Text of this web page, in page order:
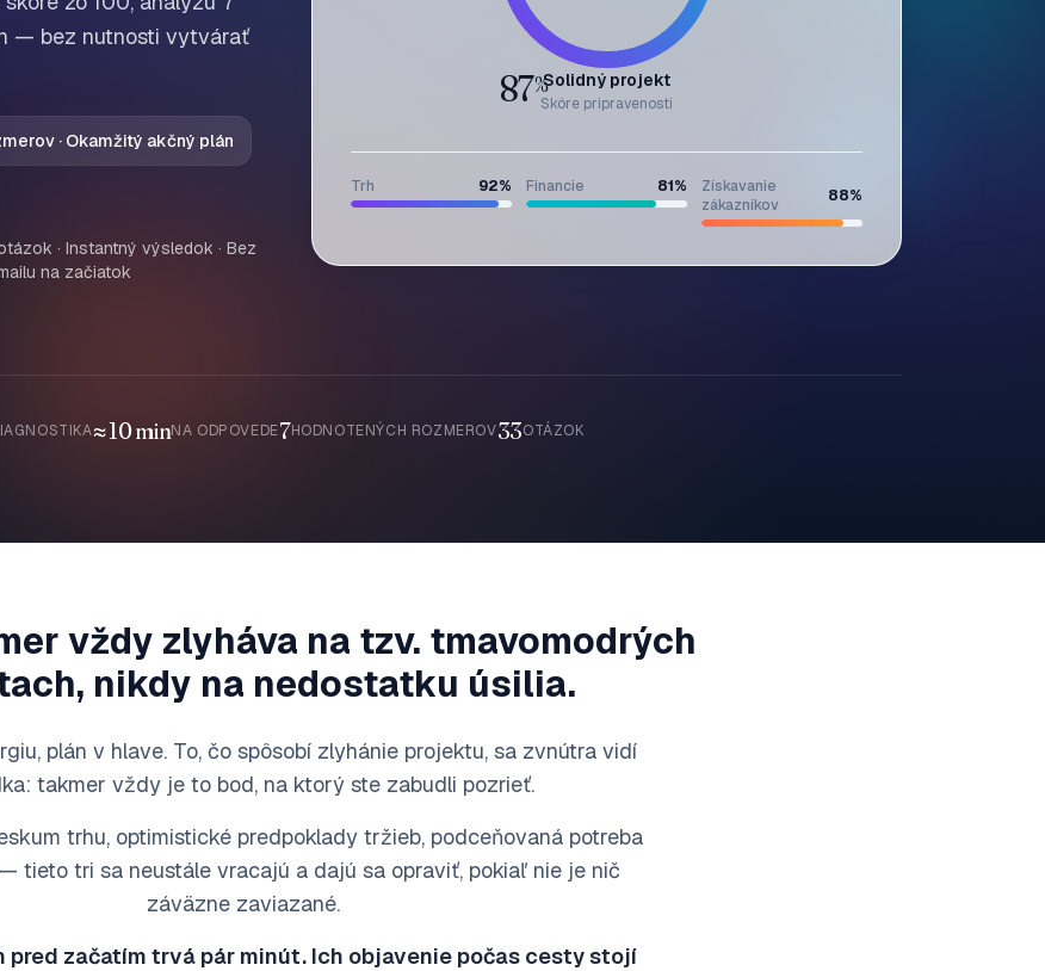
— bez nutnosti vytvárať
· Okamžitý akčný plán
· Instantný výsledok · Bez
na začiatok
87%Solidný projekt
Skóre pripravenosti
Trh 92% Financie 81%
Získavanie
zákazníkov
88%
≈ 10 minNA ODPOVEDE7HODNOTENÝCH ROZMEROV33OTÁZOK
vždy zlyháva na tzv. tmavomodrých
nikdy na nedostatku úsilia.
plán v hlave. To, čo spôsobí zlyhánie projektu, sa zvnútra vidí
takmer vždy je to bod, na ktorý ste zabudli pozrieť.
trhu, optimistické predpoklady tržieb, podceňovaná potreba
tieto tri sa neustále vracajú a dajú sa opraviť, pokiaľ nie je nič
záväzne zaviazané.
pred začatím trvá pár minút. Ich objavenie počas cesty stojí